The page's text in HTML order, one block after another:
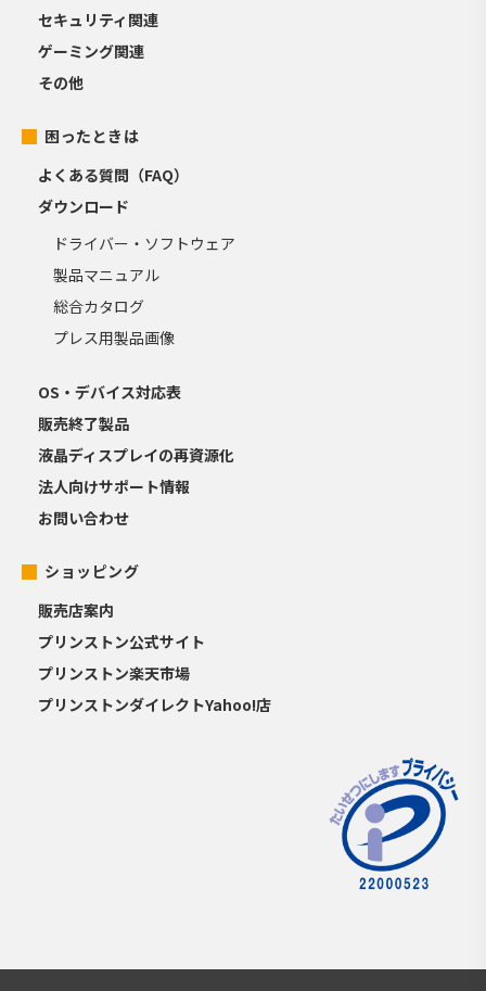
セキュリティ関連
ゲーミング関連
その他
困ったときは
よくある質問（FAQ）
ダウンロード
ドライバー・ソフトウェア
製品マニュアル
総合カタログ
プレス用製品画像
OS・デバイス対応表
販売終了製品
液晶ディスプレイの再資源化
法人向けサポート情報
お問い合わせ
ショッピング
販売店案内
プリンストン公式サイト
プリンストン楽天市場
プリンストンダイレクトYahoo!店